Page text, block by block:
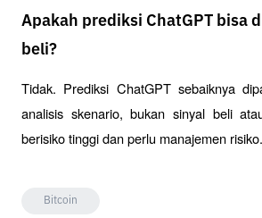
Apakah prediksi ChatGPT bisa
beli?
Tidak. Prediksi ChatGPT sebaiknya
analisis skenario, bukan sinyal beli
berisiko tinggi dan perlu manajemen risiko.
Bitcoin